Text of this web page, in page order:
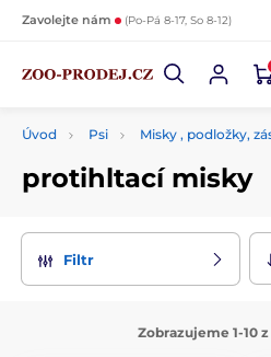
Zavolejte nám (Po-Pá 8-17, So 8-12)
Úvod Psi Misky , podložky,
protihltací misky
Filtr
Zobrazujeme 1-10